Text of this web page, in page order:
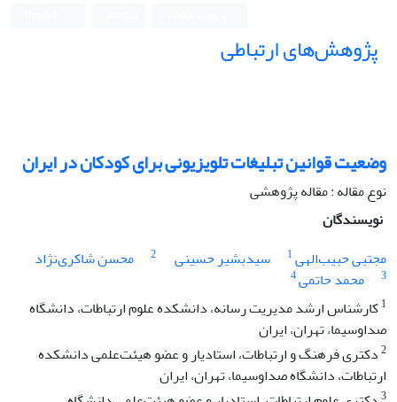
پژوهش‌های ارتباطی
وضعیت قوانین تبلیغات تلویزیونی برای کودکان در ایران
نوع مقاله : مقاله پژوهشی
نویسندگان
مجتبی حبیب‌الهی1 سیدبشیر حسینی 2 محسن شاکری‌نژاد
3 محمد حاتمی4
1کارشناس ارشد مدیریت رسانه، دانشکده علوم ارتباطات، دانشگاه
صدا‌و‌سیما، تهران، ایران
2دکتری فرهنگ و ارتباطات، استادیار و عضو هیئت‌علمی دانشکده
ارتباطات، دانشگاه صدا‌و‌سیما، تهران، ایران
3